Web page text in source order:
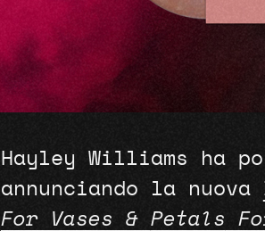
Hayley Williams ha
annunciando la nuova
For Vases & Petals